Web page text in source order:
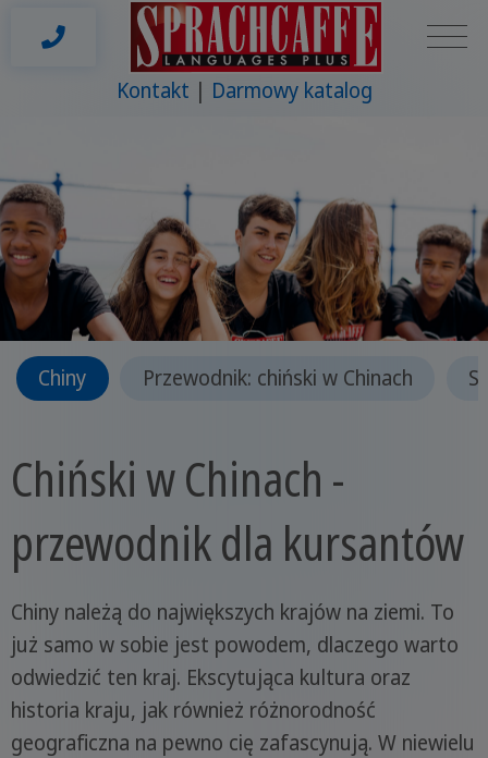
Kontakt Darmowy katalog
Chiny Przewodnik: chiński w Chinach
Chiński w Chinach -
przewodnik dla kursantów
Chiny należą do największych krajów na ziemi. To
już samo w sobie jest powodem, dlaczego warto
odwiedzić ten kraj. Ekscytująca kultura oraz
historia kraju, jak również różnorodność
geograficzna na pewno cię zafascynują. W niewielu